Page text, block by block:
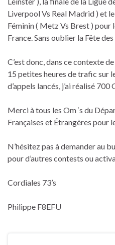
Liverpool Vs Real Madrid ) et
Féminin ( Metz Vs Brest ) pour
France. Sans oublier la Fête des
C’est donc, dans ce contexte
15 petites heures de trafic sur
d’appels lancés, j’ai réalisé 700
Merci à tous les Om ‘s du
Françaises et Étrangères pour
N’hésitez pas à demander au
pour d’autres contests ou
Cordiales 73’s
Philippe F8EFU